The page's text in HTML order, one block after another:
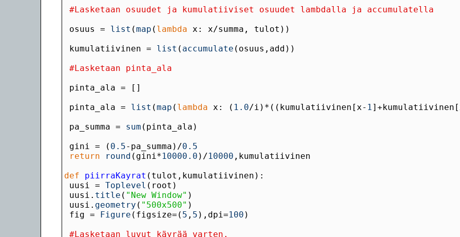
#Lasketaan osuudet ja kumulatiiviset osuudet lambdalla ja accumulatella
osuus = list (map ( lambda
kumulatiivinen = list ( accumulate
#Lasketaan pinta_ala
pinta_ala = list (map ( lambda x: ( 1.0/i)*((kumulatiivinen[x- 1
pa_summa = sum
gini = ( 0.5-pa_summa)/0.5
return
round (gini*10000.0 )/10000
def piirraKayrat
uusi = Toplevel
uusi. title ( "New Window"
uusi. geometry ( "500x500"
fig = Figure (figsize=( 5 , 5 ),dpi=100
#Lasketaan luvut käyrää varten.